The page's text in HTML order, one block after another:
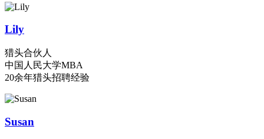
Lily
猎头合伙人
中国人民大学MBA
20余年猎头招聘经验
Susan